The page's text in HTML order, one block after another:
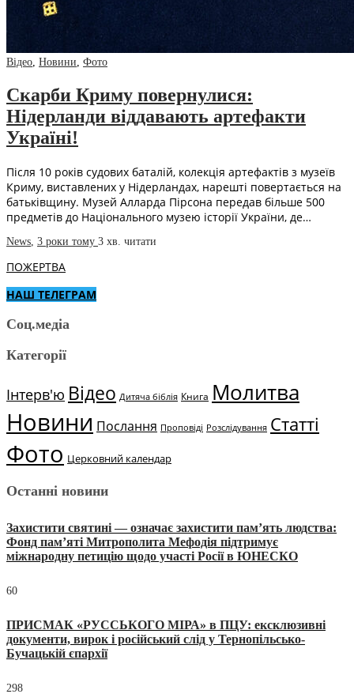
Відео, Новини, Фото
Скарби Криму повернулися:
Нідерланди віддавають артефакти
Україні!
Після 10 років судових баталій, колекція артефактів з музеїв
Криму, виставлених у Нідерландах, нарешті повертається на
батьківщину. Музей Алларда Пірсона передав більше 500
предметів до Національного музею історії України, де…
News, 3 роки тому 3 хв. читати
ПОЖЕРТВА
НАШ ТЕЛЕГРАМ
Соц.медіа
Категорії
Інтерв'ю Відео Дитяча біблія Книга Молитва
Новини Послання Проповіді Розслідування Статті
Фото Церковний календар
Останні новини
Захистити святині — означає захистити пам’ять людства:
Фонд пам’яті Митрополита Мефодія підтримує
міжнародну петицію щодо участі Росії в ЮНЕСКО
60
ПРИСМАК «РУССЬКОГО МІРА» в ПЦУ: ексклюзивні
документи, вирок і російський слід у Тернопільсько-
Бучацькій єпархії
298